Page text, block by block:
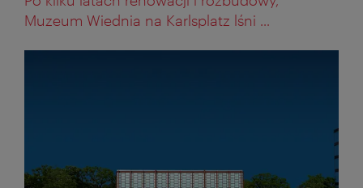
Muzeum Wiednia na Karlsplatz lśni ...